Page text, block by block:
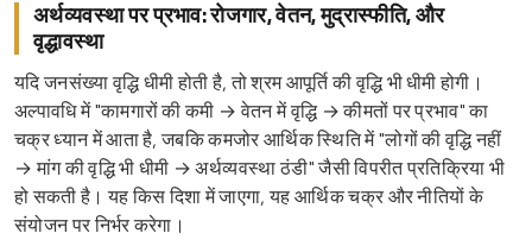
अर्थव्यवस्था पर प्रभाव: रोजगार, वेतन, मुद्रास्फीति, और
वृद्धावस्था
यदि जनसंख्या वृद्धि धीमी होती है, तो श्रम आपूर्ति की वृद्धि भी धीमी होगी।
अल्पावधि में "कामगारों की कमी → वेतन में वृद्धि → कीमतों पर प्रभाव" का
चक्र ध्यान में आता है, जबकि कमजोर आर्थिक स्थिति में "लोगों की वृद्धि नहीं
→ मांग की वृद्धि भी धीमी → अर्थव्यवस्था ठंडी" जैसी विपरीत प्रतिक्रिया भी
हो सकती है। यह किस दिशा में जाएगा, यह आर्थिक चक्र और नीतियों के
संयोजन पर निर्भर करेगा।